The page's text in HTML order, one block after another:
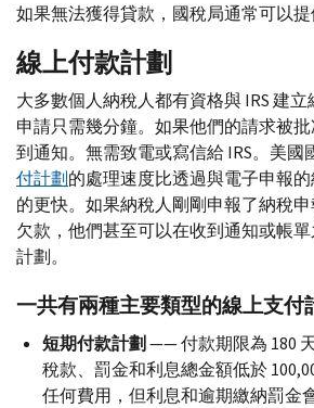
如果無法獲得貸款，國稅局通常可以提
線上付款計劃
大多數個人納稅人都有資格與IRS建立
申請只需幾分鐘。如果他們的請求被
到通知。無需致電或寫信給IRS。美國
付計劃的處理速度比透過與電子申報
的更快。如果納稅人剛剛申報了納稅
欠款，他們甚至可以在收到通知或帳
計劃。
一共有兩種主要類型的線上支付
短期付款計劃—— 付款期限為 180
稅款、罰金和利息總金額低於
任何費用，但利息和逾期繳納罰金